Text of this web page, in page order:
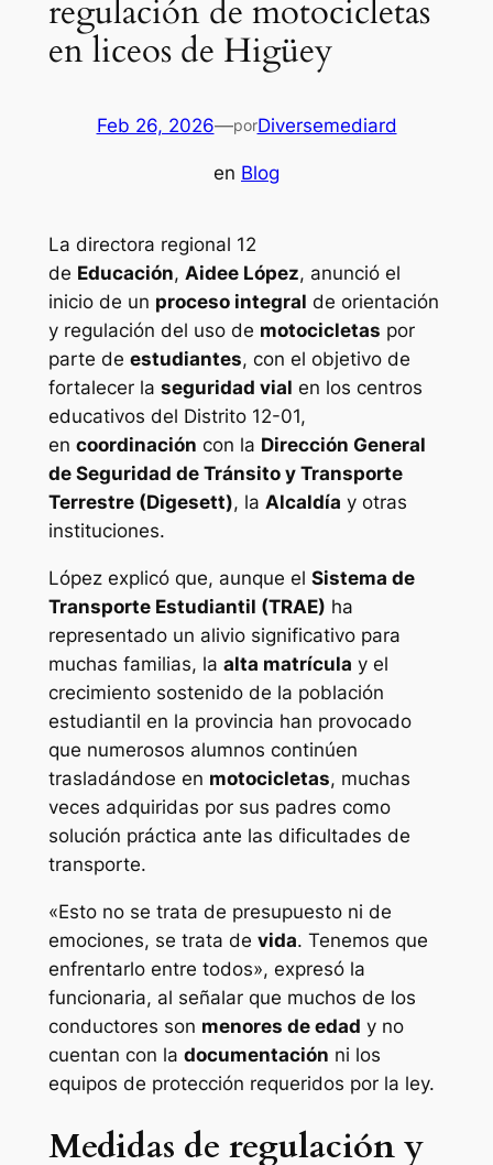
regulación de motocicletas
en liceos de Higüey
Feb 26, 2026—porDiversemediard
en Blog
La directora regional 12
de Educación, Aidee López, anunció el
inicio de un proceso integral de orientación
y regulación del uso de motocicletas por
parte de estudiantes, con el objetivo de
fortalecer la seguridad vial en los centros
educativos del Distrito 12-01,
en coordinación con la Dirección General
de Seguridad de Tránsito y Transporte
Terrestre (Digesett), la Alcaldía y otras
instituciones.
López explicó que, aunque el Sistema de
Transporte Estudiantil (TRAE) ha
representado un alivio significativo para
muchas familias, la alta matrícula y el
crecimiento sostenido de la población
estudiantil en la provincia han provocado
que numerosos alumnos continúen
trasladándose en motocicletas, muchas
veces adquiridas por sus padres como
solución práctica ante las dificultades de
transporte.
«Esto no se trata de presupuesto ni de
emociones, se trata de vida. Tenemos que
enfrentarlo entre todos», expresó la
funcionaria, al señalar que muchos de los
conductores son menores de edad y no
cuentan con la documentación ni los
equipos de protección requeridos por la ley.
Medidas de regulación y